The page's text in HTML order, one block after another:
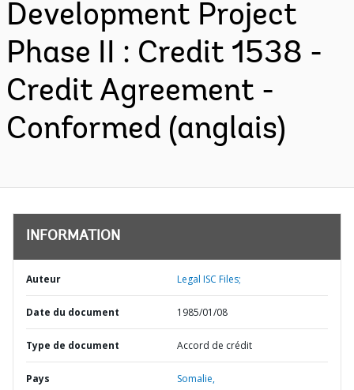
Development Project
Phase II : Credit 1538 -
Credit Agreement -
Conformed (anglais)
INFORMATION
Auteur Legal ISC Files;
Date du document 1985/01/08
Type de document Accord de crédit
Pays Somalie,